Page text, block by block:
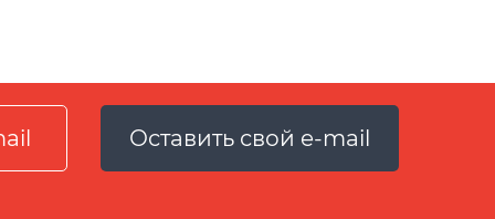
Оставить свой e-mail